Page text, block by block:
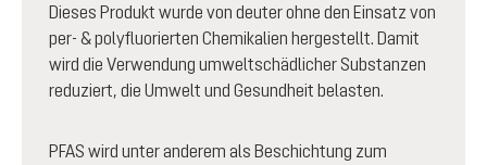
Dieses Produkt wurde von deuter ohne den Einsatz von
per- & polyfluorierten Chemikalien hergestellt. Damit
wird die Verwendung umweltschädlicher Substanzen
reduziert, die Umwelt und Gesundheit belasten.
PFAS wird unter anderem als Beschichtung zum